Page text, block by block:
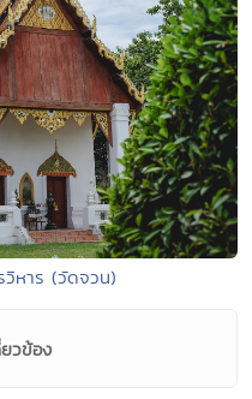
หาร (วัดจวน)
วข้อง